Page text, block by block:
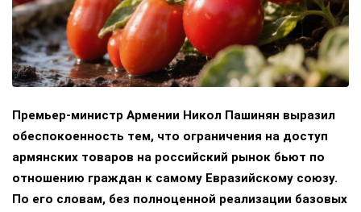
Премьер-министр Армении Никол Пашинян выразил
обеспокоенность тем, что ограничения на доступ
армянских товаров на российский рынок бьют по
отношению граждан к самому Евразийскому союзу.
По его словам, без полноценной реализации базовых